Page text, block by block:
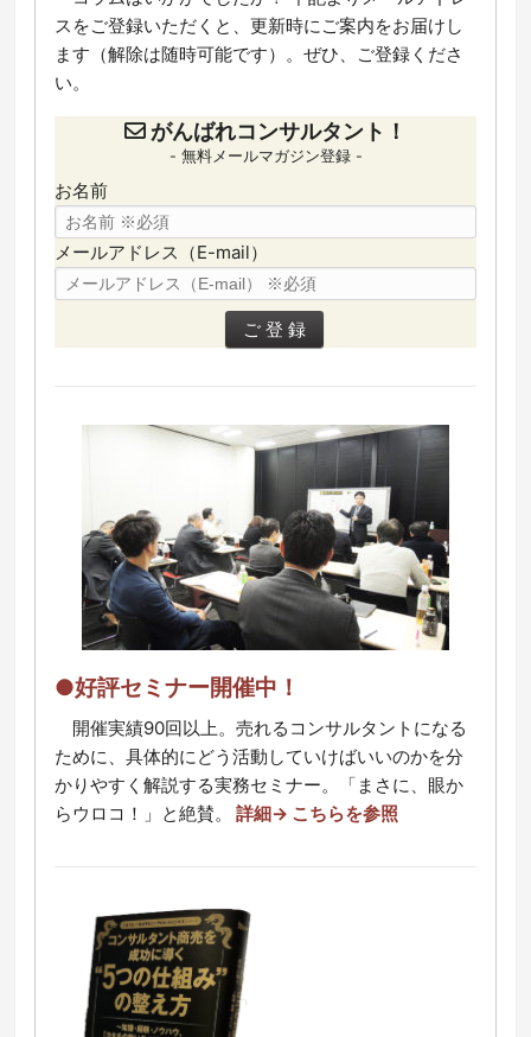
スをご登録いただくと、更新時にご案内をお届けし
ます（解除は随時可能です）。ぜひ、ご登録くださ
い。
がんばれコンサルタント！
- 無料メールマガジン登録 -
お名前
メールアドレス（E-mail）
●好評セミナー開催中！
開催実績90回以上。売れるコンサルタントになる
ために、具体的にどう活動していけばいいのかを分
かりやすく解説する実務セミナー。「まさに、眼か
らウロコ！」と絶賛。
詳細→ こちらを参照